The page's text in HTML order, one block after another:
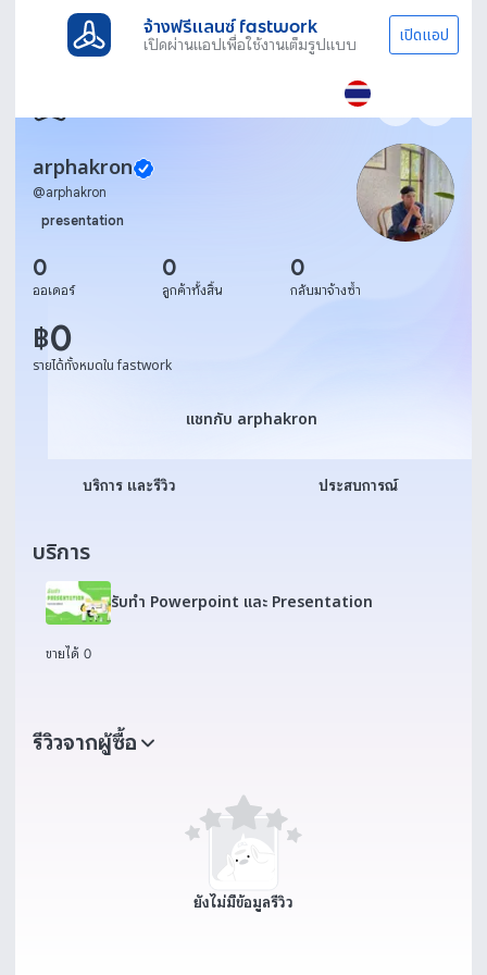
จ้างฟรีแลนซ์ fastwork
เปิดผ่านแอปเพื่อใช้งานเต็มรูปแบบ เปิดแอป
arphakron
@arphakron
presentation
0
ออเดอร์
0
ลูกค้าทั้งสิ้น
0
กลับมาจ้างซ้ำ
฿0
รายได้ทั้งหมดใน fastwork
แชทกับ arphakron
แชทกับ arphakron
บริการ และรีวิว ประสบการณ์
บริการ
รับทำ Powerpoint และ Presentation
ขายได้ 0
รีวิวจากผู้ซื้อ
ยังไม่มีข้อมูลรีวิว